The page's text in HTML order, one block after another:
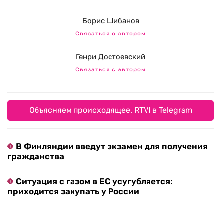
Борис Шибанов
Связаться с автором
Генри Достоевский
Связаться с автором
Объясняем происходящее. RTVI в Telegram
В Финляндии введут экзамен для получения
гражданства
Ситуация с газом в ЕС усугубляется:
приходится закупать у России